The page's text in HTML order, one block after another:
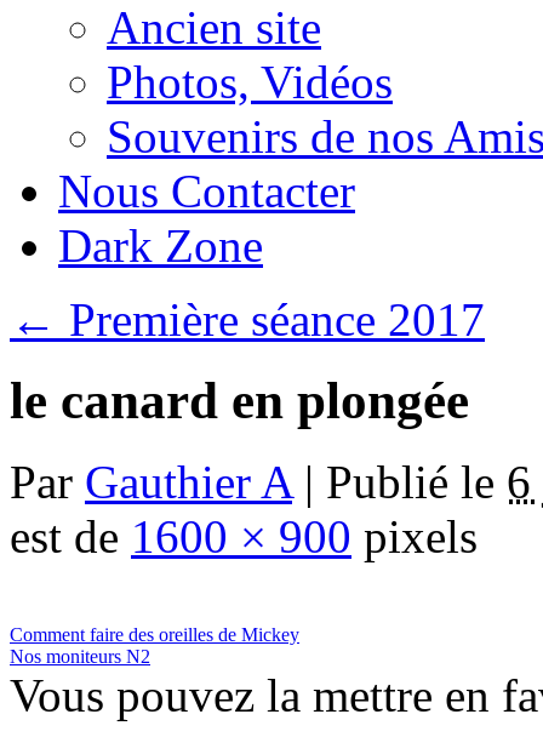
Ancien site
Photos, Vidéos
Souvenirs de nos
Nous Contacter
Dark Zone
← Première séance 2017
le canard en plongée
Par Gauthier A | Publié le 6
est de 1600 × 900 pixels
Comment faire des oreilles de Mickey
Nos moniteurs N2
Vous pouvez la mettre en